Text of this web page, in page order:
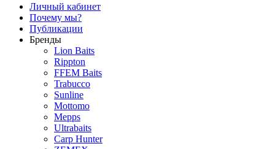
Личный кабинет
Почему мы?
Публикации
Бренды
Lion Baits
Rippton
FFEM Baits
Trabucco
Sunline
Mottomo
Mepps
Ultrabaits
Carp Hunter